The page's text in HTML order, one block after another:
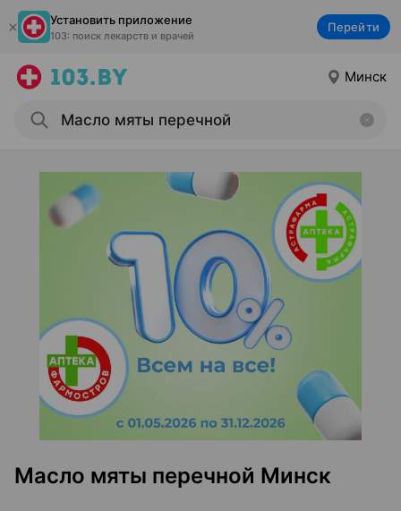
Установить приложение
103: поиск лекарств и врачей
Перейти
Минск
Масло мяты перечной Минск